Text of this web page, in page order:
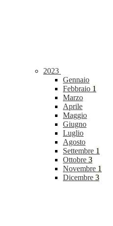
2023
Gennaio
Febbraio 1
Marzo
Aprile
Maggio
Giugno
Luglio
Agosto
Settembre 1
Ottobre 3
Novembre 1
Dicembre 3